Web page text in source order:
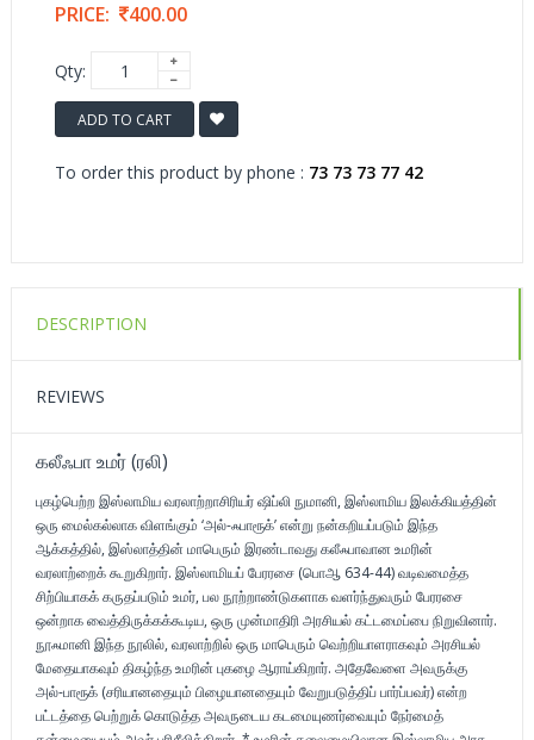
PRICE: 400.00
Qty:
ADD TO CART
To order this product by phone : 73 73 73 77 42
DESCRIPTION
REVIEWS
கலீஃபா உமர் (ரலி)
புகழ்பெற்ற இஸ்லாமிய வரலாற்றாசிரியர் ஷிப்லி நுமானி, இஸ்லாமிய இலக்கியத்தின்
ஒரு மைல்கல்லாக விளங்கும் ‘அல்-ஃபாரூக்’ என்று நன்கறியப்படும் இந்த
ஆக்கத்தில், இஸ்லாத்தின் மாபெரும் இரண்டாவது கலீஃபாவான உமரின்
வரலாற்றைக் கூறுகிறார். இஸ்லாமியப் பேரரசை (பொஆ 634-44) வடிவமைத்த
சிற்பியாகக் கருதப்படும் உமர், பல நூற்றாண்டுகளாக வளர்ந்துவரும் பேரரசை
ஒன்றாக வைத்திருக்கக்கூடிய, ஒரு முன்மாதிரி அரசியல் கட்டமைப்பை நிறுவினார்.
நூஃமானி இந்த நூலில், வரலாற்றில் ஒரு மாபெரும் வெற்றியாளராகவும் அரசியல்
மேதையாகவும் திகழ்ந்த உமரின் புகழை ஆராய்கிறார். அதேவேளை அவருக்கு
அல்-பாரூக் (சரியானதையும் பிழையானதையும் வேறுபடுத்திப் பார்ப்பவர்) என்ற
பட்டத்தை பெற்றுக் கொடுத்த அவருடைய கடமையுணர்வையும் நேர்மைத்